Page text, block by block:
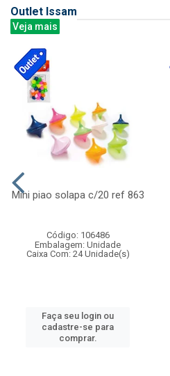
Outlet Issam
Veja mais
Mini piao solapa c/20 ref 863
Código: 106486
Embalagem: Unidade
Caixa Com: 24 Unidade(s)
Faça seu login ou
cadastre-se para
comprar.